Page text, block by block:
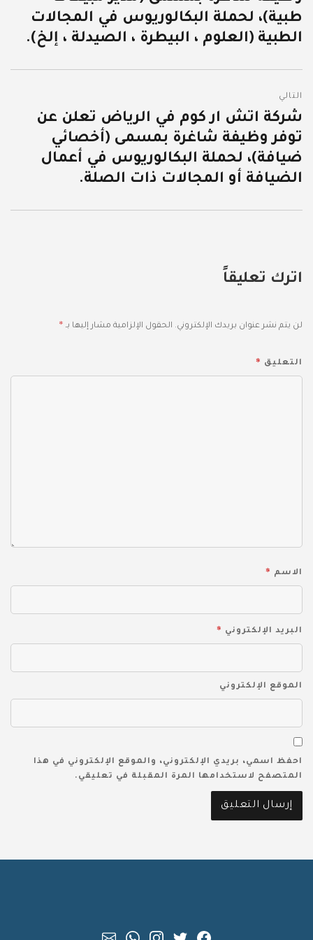
طبية)، لحملة البكالوريوس في المجالات
الطبية (العلوم ، البيطرة ، الصيدلة ، إلخ).
التالي
المقالة
التالية:
شركة اتش ار كوم في الرياض تعلن عن
توفر وظيفة شاغرة بمسمى (أخصائي
ضيافة)، لحملة البكالوريوس في أعمال
الضيافة أو المجالات ذات الصلة.
اترك تعليقاً
لن يتم نشر عنوان بريدك الإلكتروني. الحقول الإلزامية مشار إليها بـ *
التعليق *
الاسم *
البريد الإلكتروني *
الموقع الإلكتروني
احفظ اسمي، بريدي الإلكتروني، والموقع الإلكتروني في هذا
المتصفح لاستخدامها المرة المقبلة في تعليقي.